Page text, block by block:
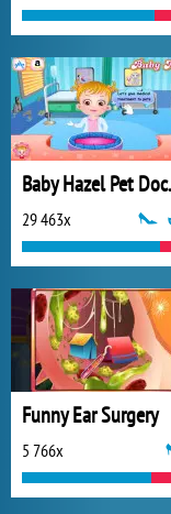
29 463x
Funny Ear Surgery
5 766x